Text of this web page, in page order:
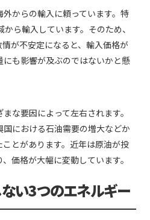
からの輸入に頼っています。特
ら輸入しています。そのため、
が不安定になると、輸入価格が
も影響が及ぶのではないかと懸
な要因によって左右されます。
における石油需要の増大などか
とがあります。近年は原油が投
価格が大幅に変動しています。
い3つのエネルギー